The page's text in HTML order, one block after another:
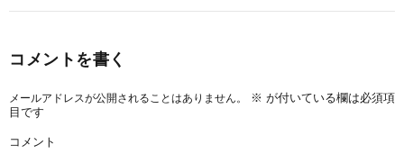
コメントを書く
メールアドレスが公開されることはありません。 ※ が付いている欄は必須項
目です
コメント